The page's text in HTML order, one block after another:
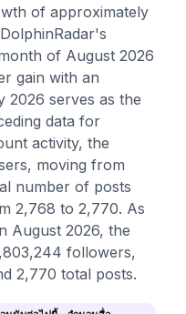
of approximately
of August 2026
gain with an
2026 serves as the
data for
activity, the
moving from
number of posts
2,768 to 2,770. As
August 2026, the
followers,
2,770 total posts.